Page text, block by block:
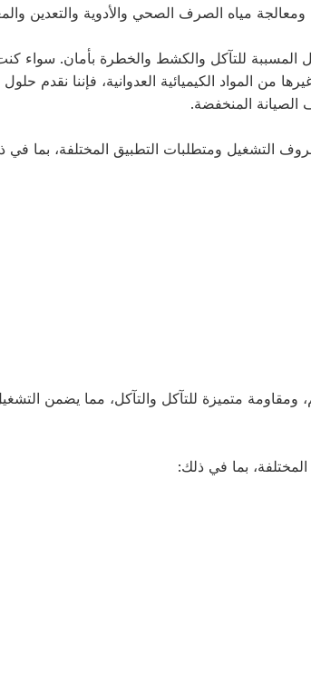
مياه الصرف الصحي والأدوية والتعدين
للتآكل والكشط والخطرة بأمان. سواء
من المواد الكيميائية العدوانية، فإننا نقدم
الصيانة المنخفضة.
التشغيل ومتطلبات التطبيق المختلفة، بما في
متميزة للتآكل والتآكل، مما يضمن
بما في ذلك: